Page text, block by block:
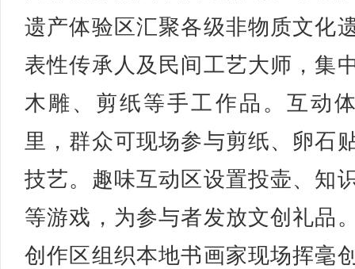
遗产体验区汇聚各级非物质文化
表性传承人及民间工艺大师，集
木雕、剪纸等手工作品。互动
里，群众可现场参与剪纸、卵石
技艺。趣味互动区设置投壶、知
等游戏，为参与者发放文创礼品
创作区组织本地书画家现场挥毫